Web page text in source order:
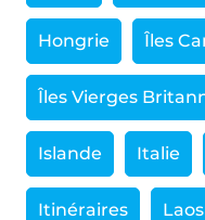
Hongrie Îles
Îles Vierges
Islande Italie
Itinéraires Laos